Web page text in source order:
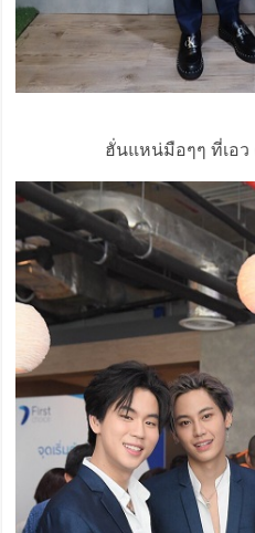
ฮั่นแหน่มือๆๆ ที่เอว